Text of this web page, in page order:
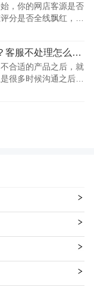
，你的网店客源是否
分是否全线飘红，这
，而售后客服最关键
所以要成功地处理客
网店售后问题如何解决？客服不处理怎么办？
合适的产品之后，就
很多时候沟通之后，
遇到这种事情我们要
决? 1、金额少的订